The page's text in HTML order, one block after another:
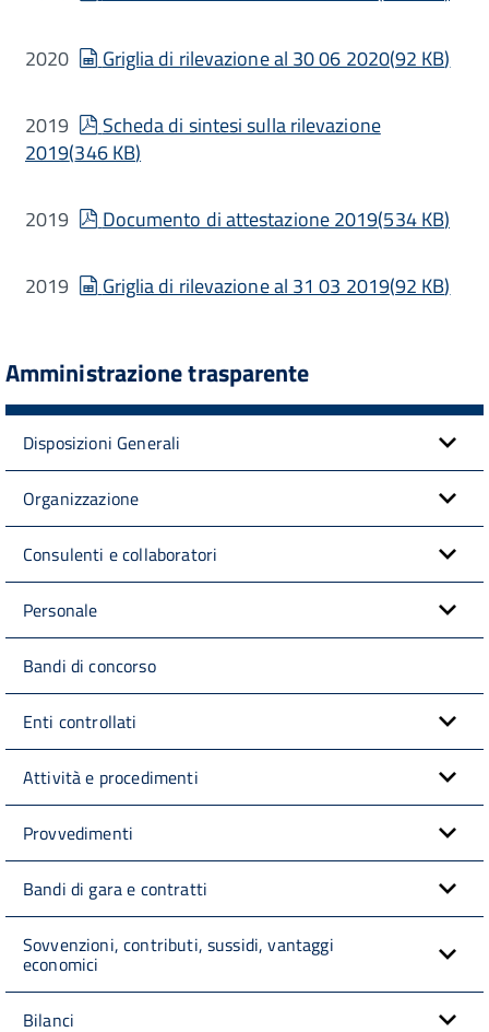
2020 spreadsheet
Griglia di rilevazione al 30 06 2020(92 KB)
2019 pdf
Scheda di sintesi sulla rilevazione
2019(346 KB)
2019 pdf
Documento di attestazione 2019(534 KB)
2019 spreadsheet
Griglia di rilevazione al 31 03 2019(92 KB)
Amministrazione trasparente
Disposizioni Generali
Organizzazione
Consulenti e collaboratori
Personale
Bandi di concorso
Enti controllati
Attività e procedimenti
Provvedimenti
Bandi di gara e contratti
Sovvenzioni, contributi, sussidi, vantaggi
economici
Bilanci